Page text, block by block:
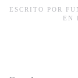
ESCRITO POR
EN